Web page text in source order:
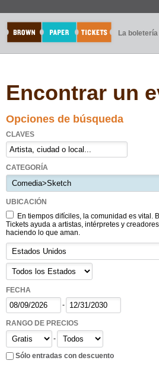
La
Encontrar un
Opciones de búsqueda
CLAVES
CATEGORÍA
UBICACIÓN
En tiempos difíciles, la comunidad es vital.
Tickets ayuda a artistas, intérpretes y
haciendo lo que aman.
FECHA
-
RANGO DE PRECIOS
-
Sólo entradas con descuento